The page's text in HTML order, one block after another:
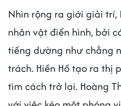
Nhìn rộng ra giới giải trí,
nhân vật điển hình, bởi
tiếng dường như chẳng
trách. Hiền Hồ tạo ra thị
tìm cách trở lại. Hoàng